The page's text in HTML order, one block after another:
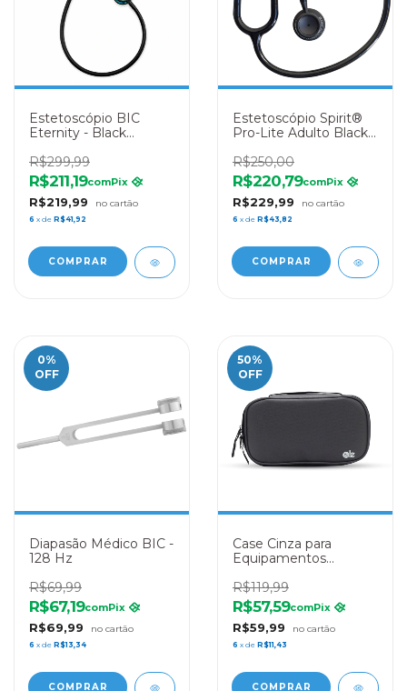
Estetoscópio BIC
Eternity - Black
R$299,99
R$219,99
R$211,19comPix
6 x de R$41,92
Estetoscópio Spirit®
Pro-Lite Adulto Black
R$250,00
R$229,99
R$220,79comPix
6 x de R$43,82
0%
OFF
Diapasão Médico BIC -
128 Hz
R$69,99
R$69,99
R$67,19comPix
6 x de R$13,34
50%
OFF
Case Cinza para
Equipamentos
R$119,99
R$59,99
R$57,59comPix
6 x de R$11,43